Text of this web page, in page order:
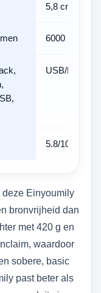
5,8 cm
6000 lumen
USB/HDMI/
5.8/10
deze Einyoumily
bronvrijheid dan
met 420 g en
waardoor
sobere, basic
past beter als